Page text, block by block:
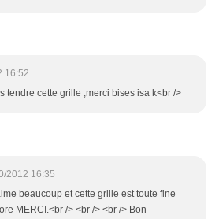
16:52
tendre cette grille ,merci bises isa k<br />
2012 16:35
beaucoup et cette grille est toute fine
MERCI.<br /> <br /> <br /> Bon